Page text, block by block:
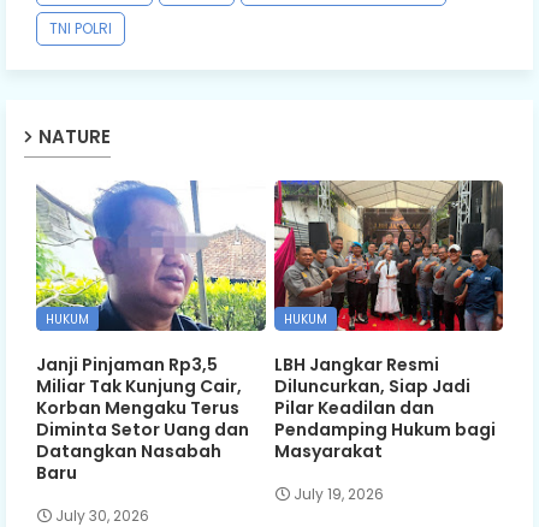
TNI POLRI
NATURE
HUKUM
Janji Pinjaman Rp3,5
Miliar Tak Kunjung Cair,
Korban Mengaku Terus
Diminta Setor Uang dan
Datangkan Nasabah
Baru
July 30, 2026
HUKUM
LBH Jangkar Resmi
Diluncurkan, Siap Jadi
Pilar Keadilan dan
Pendamping Hukum bagi
Masyarakat
July 19, 2026